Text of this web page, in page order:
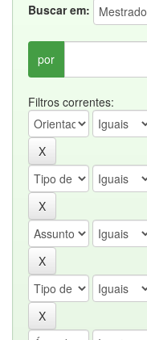
Buscar em:
por
Filtros correntes: